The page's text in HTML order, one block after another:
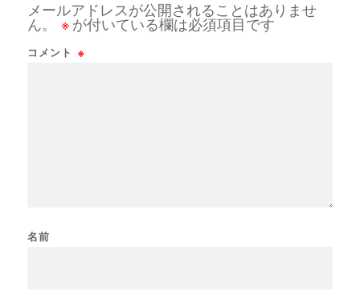
メールアドレスが公開されることはありませ
ん。
※ が付いている欄は必須項目です
コメント ※
名前